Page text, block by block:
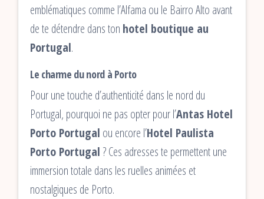
emblématiques comme l’Alfama ou le Bairro Alto avant
de te détendre dans ton hotel boutique au
Portugal.
Le charme du nord à Porto
Pour une touche d’authenticité dans le nord du
Portugal, pourquoi ne pas opter pour l’Antas Hotel
Porto Portugal ou encore l’Hotel Paulista
Porto Portugal ? Ces adresses te permettent une
immersion totale dans les ruelles animées et
nostalgiques de Porto.